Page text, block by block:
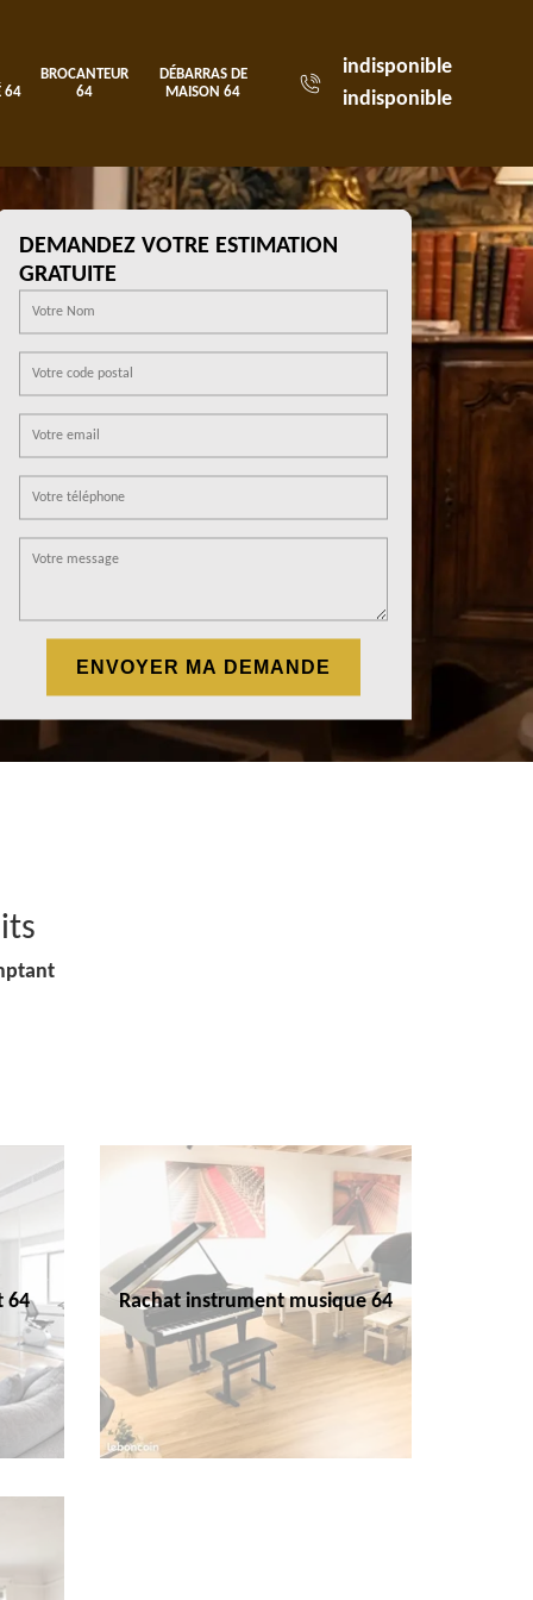
64
BROCANTEUR
64
DÉBARRAS DE
MAISON 64
indisponible
indisponible
DEMANDEZ VOTRE ESTIMATION
GRATUITE
64 Rachat instrument musique 64